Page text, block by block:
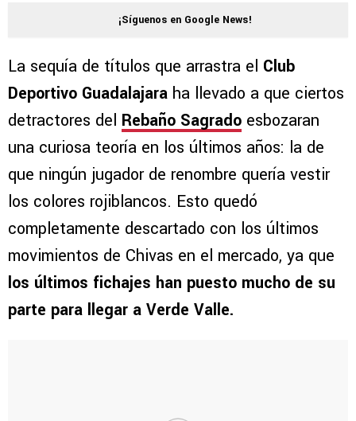
¡Síguenos en Google News!
La sequía de títulos que arrastra el Club
Deportivo Guadalajara ha llevado a que ciertos
detractores del Rebaño Sagrado esbozaran
una curiosa teoría en los últimos años: la de
que ningún jugador de renombre quería vestir
los colores rojiblancos. Esto quedó
completamente descartado con los últimos
movimientos de Chivas en el mercado, ya que
los últimos fichajes han puesto mucho de su
parte para llegar a Verde Valle.